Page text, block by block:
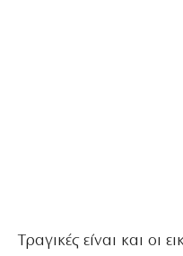
Τραγικές είναι και οι